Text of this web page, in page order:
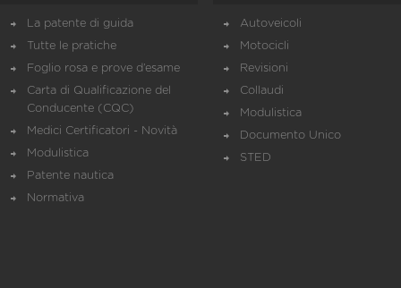
La patente di guida
Tutte le pratiche
Foglio rosa e prove d’esame
Carta di Qualificazione del
Conducente (CQC)
Medici Certificatori - Novità
Modulistica
Patente nautica
Normativa
Autoveicoli
Motocicli
Revisioni
Collaudi
Modulistica
Documento Unico
STED